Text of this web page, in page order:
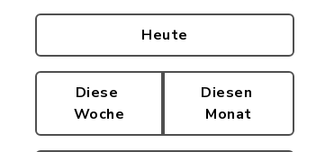
Heute
Diese
Woche
Diesen
Monat